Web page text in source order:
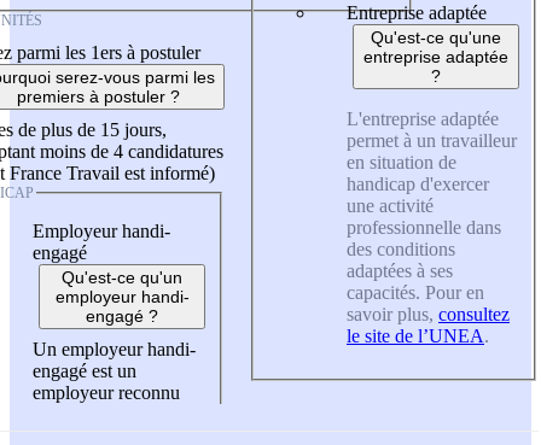
parmi les 1ers à postuler
serez-vous parmi les
premiers à postuler ?
de plus de 15 jours,
moins de 4 candidatures
France Travail est informé)
Employeur handi-
engagé
Qu'est-ce qu'un
employeur handi-
engagé ?
Un employeur handi-
engagé est un
employeur reconnu
Entreprise adaptée
Qu'est-ce qu'une
entreprise adaptée
?
L'entreprise adaptée
permet à un travailleur
en situation de
handicap d'exercer
une activité
professionnelle dans
des conditions
adaptées à ses
capacités. Pour en
savoir plus, consultez
le site de l’UNEA.